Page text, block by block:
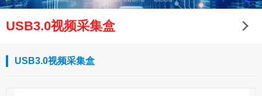
USB3.0视频采集盒
USB3.0视频采集盒